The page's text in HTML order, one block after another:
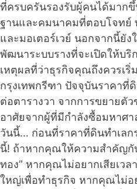
ที่ครบครันรองรับผู้คนได้มาก
ฐานและคมนาคมที่ตอบโจทย์
และมอเตอร์เวย์ นอกจากนี้ยั
พัฒนาระบบรางที่จะเปิดให้บริ
เหตุผลที่ว่าธุรกิจคุณถึงควรเริ่
กรุงเทพกรีฑา ปัจจุบันราคาที่
ต่อตารางวา จากการขยายตั
อาศัยจากผู้ที่มีกำลังซื้อมหาศา
วันนี้… ก่อนที่ราคาที่ดินทำเลก
นี้! ถ้าหากคุณให้ความสำคัญกับ
ทอง” หากคุณไม่อยากเสียเวล
ใหญ่เพื่อทำธุรกิจ หากคุณไม่อ